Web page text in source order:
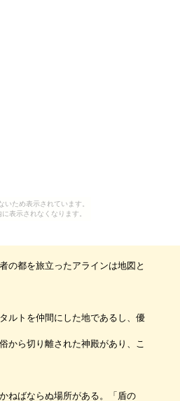
いため表示されています。
表示されなくなります。
の都を旅立ったアラインは地図と
ルトを仲間にした地であるし、優
から切り離された神殿があり、こ
ねばならぬ場所がある。「盾の